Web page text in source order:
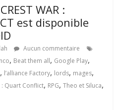
WAR :
est disponible
Aucun commentaire
, Beat them all, Google Play,
, l’alliance Factory, lords, mages,
Quart Conflict, RPG,Theo et Siluca,